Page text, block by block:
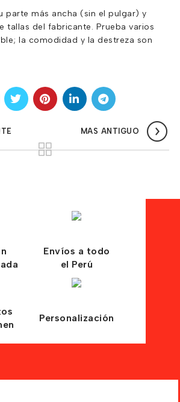
parte más ancha (sin el pulgar) y
tallas del fabricante. Prueba varios
la comodidad y la destreza son
MAS ANTIGUO
Envíos a todo
el Perú
Personalización